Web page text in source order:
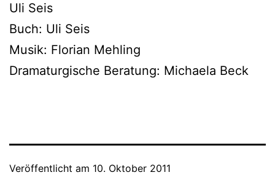
Uli Seis
Buch: Uli Seis
Musik: Florian Mehling
Dramaturgische Beratung: Michaela Beck
Veröffentlicht am 10. Oktober 2011